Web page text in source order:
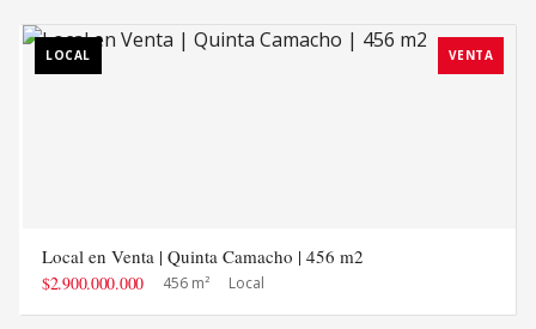
LOCAL VENTA
Local en Venta | Quinta Camacho | 456 m2
$2.900.000.000 456 m² Local